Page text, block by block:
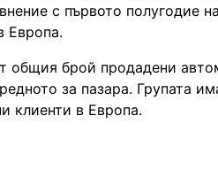
с първото полугодие
Европа.
общия брой продадени
за пазара. Групата
клиенти в Европа.